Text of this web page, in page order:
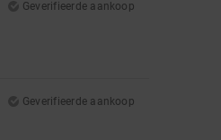
Geverifieerde aankoop
Geverifieerde aankoop